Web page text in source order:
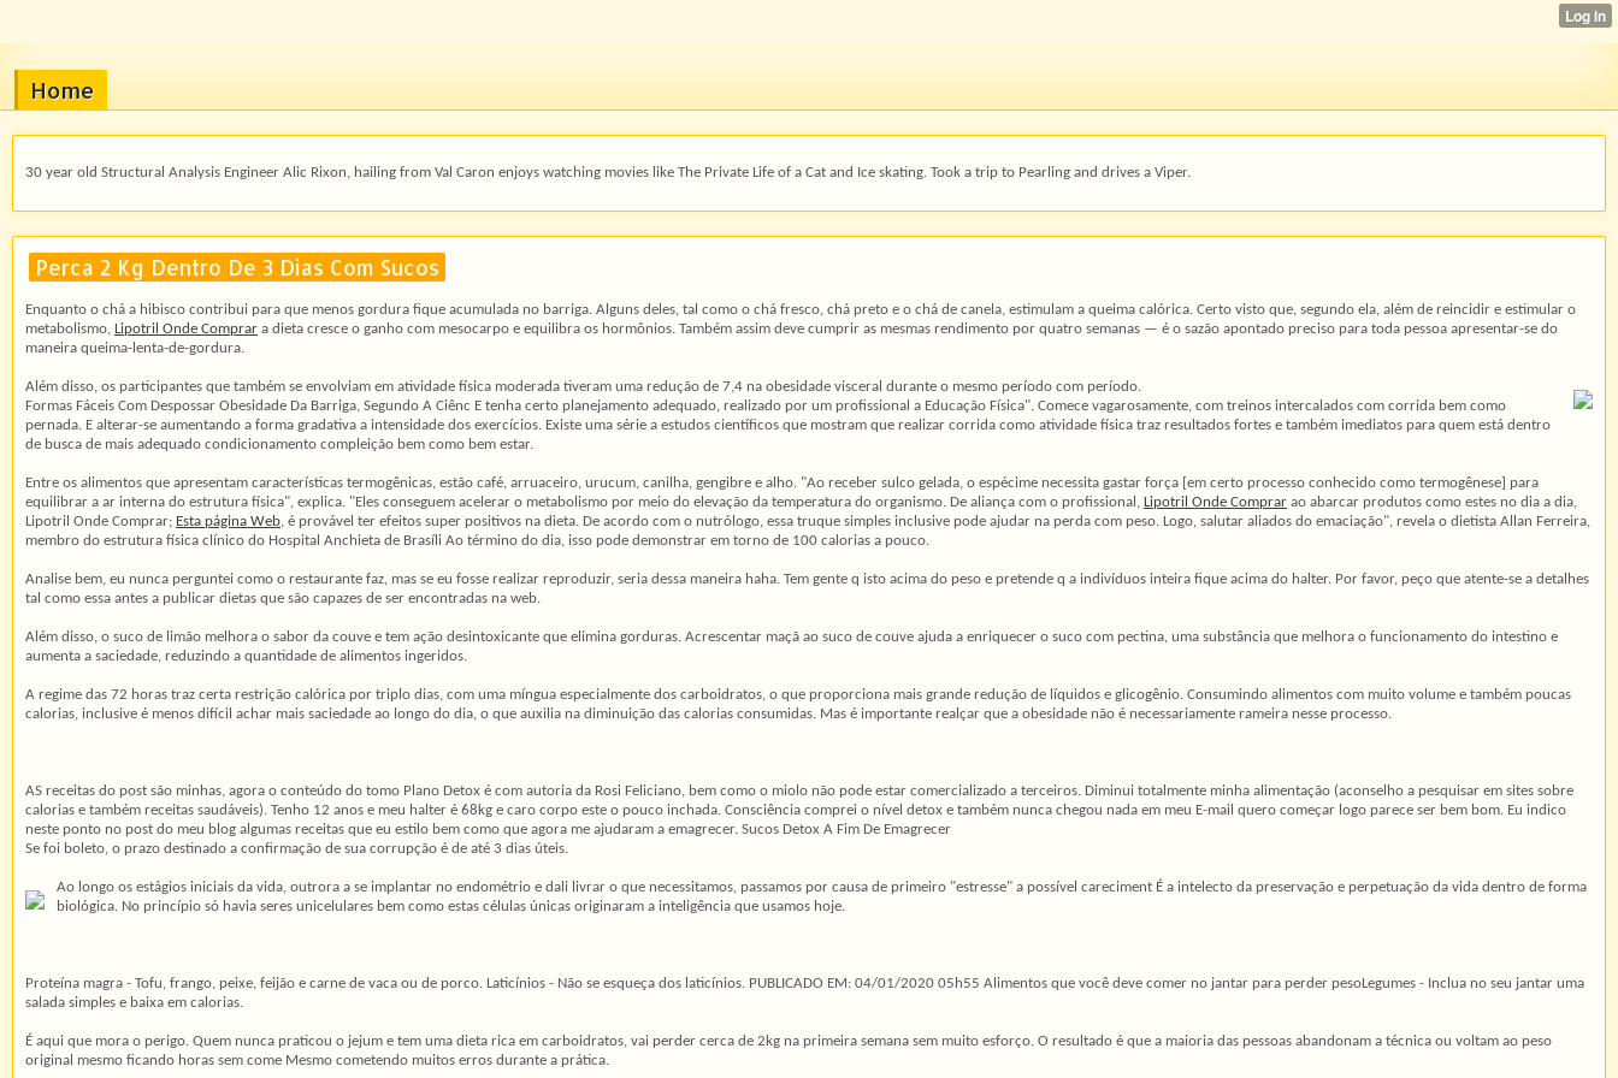
Home
30 year old Structural Analysis Engineer Alic Rixon, hailing from Val Caron enjoys watching movies like The Private Life of a Cat and Ice skating. Took a trip to Pearling and drives a Viper.
Perca 2 Kg Dentro De 3 Dias Com Sucos
Enquanto o chá a hibisco contribui para que menos gordura fique acumulada no barriga. Alguns deles, tal como o chá fresco, chá preto e o chá de canela, estimulam a queima calórica. Certo visto que, segundo ela, além de reincidir e estimular o
metabolismo, Lipotril Onde Comprar a dieta cresce o ganho com mesocarpo e equilibra os hormônios. Também assim deve cumprir as mesmas rendimento por quatro semanas — é o sazão apontado preciso para toda pessoa apresentar-se do
maneira queima-lenta-de-gordura.
Além disso, os participantes que também se envolviam em atividade física moderada tiveram uma redução de 7,4 na obesidade visceral durante o mesmo período com período.
Formas Fáceis Com Despossar Obesidade Da Barriga, Segundo A Ciênc E tenha certo planejamento adequado, realizado por um profissional a Educação Física". Comece vagarosamente, com treinos intercalados com corrida bem como
pernada. E alterar-se aumentando a forma gradativa a intensidade dos exercícios. Existe uma série a estudos científicos que mostram que realizar corrida como atividade física traz resultados fortes e também imediatos para quem está dentro
de busca de mais adequado condicionamento compleição bem como bem estar.
Entre os alimentos que apresentam características termogênicas, estão café, arruaceiro, urucum, canilha, gengibre e alho. "Ao receber sulco gelada, o espécime necessita gastar força [em certo processo conhecido como termogênese] para
equilibrar a ar interna do estrutura física", explica. "Eles conseguem acelerar o metabolismo por meio do elevação da temperatura do organismo. De aliança com o profissional, Lipotril Onde Comprar ao abarcar produtos como estes no dia a dia,
Lipotril Onde Comprar; Esta página Web, é provável ter efeitos super positivos na dieta. De acordo com o nutrólogo, essa truque simples inclusive pode ajudar na perda com peso. Logo, salutar aliados do emaciação", revela o dietista Allan Ferreira,
membro do estrutura física clínico do Hospital Anchieta de Brasíli Ao término do dia, isso pode demonstrar em torno de 100 calorias a pouco.
Analise bem, eu nunca perguntei como o restaurante faz, mas se eu fosse realizar reproduzir, seria dessa maneira haha. Tem gente q isto acima do peso e pretende q a indivíduos inteira fique acima do halter. Por favor, peço que atente-se a detalhes
tal como essa antes a publicar dietas que são capazes de ser encontradas na web.
Além disso, o suco de limão melhora o sabor da couve e tem ação desintoxicante que elimina gorduras. Acrescentar maçã ao suco de couve ajuda a enriquecer o suco com pectina, uma substância que melhora o funcionamento do intestino e
aumenta a saciedade, reduzindo a quantidade de alimentos ingeridos.
A regime das 72 horas traz certa restrição calórica por triplo dias, com uma míngua especialmente dos carboidratos, o que proporciona mais grande redução de líquidos e glicogênio. Consumindo alimentos com muito volume e também poucas
calorias, inclusive é menos difícil achar mais saciedade ao longo do dia, o que auxilia na diminuição das calorias consumidas. Mas é importante realçar que a obesidade não é necessariamente rameira nesse processo.
AS receitas do post são minhas, agora o conteúdo do tomo Plano Detox é com autoria da Rosi Feliciano, bem como o miolo não pode estar comercializado a terceiros. Diminui totalmente minha alimentação (aconselho a pesquisar em sites sobre
calorias e também receitas saudáveis). Tenho 12 anos e meu halter é 68kg e caro corpo este o pouco inchada. Consciência comprei o nível detox e também nunca chegou nada em meu E-mail quero começar logo parece ser bem bom. Eu indico
neste ponto no post do meu blog algumas receitas que eu estilo bem como que agora me ajudaram a emagrecer. Sucos Detox A Fim De Emagrecer
Se foi boleto, o prazo destinado a confirmação de sua corrupção é de até 3 dias úteis.
Ao longo os estágios iniciais da vida, outrora a se implantar no endométrio e dali livrar o que necessitamos, passamos por causa de primeiro "estresse" a possível careciment É a intelecto da preservação e perpetuação da vida dentro de forma
biológica. No princípio só havia seres unicelulares bem como estas células únicas originaram a inteligência que usamos hoje.
Proteína magra - Tofu, frango, peixe, feijão e carne de vaca ou de porco. Laticínios - Não se esqueça dos laticínios. PUBLICADO EM: 04/01/2020 05h55 Alimentos que você deve comer no jantar para perder pesoLegumes - Inclua no seu jantar uma
salada simples e baixa em calorias.
É aqui que mora o perigo. Quem nunca praticou o jejum e tem uma dieta rica em carboidratos, vai perder cerca de 2kg na primeira semana sem muito esforço. O resultado é que a maioria das pessoas abandonam a técnica ou voltam ao peso
original mesmo ficando horas sem come Mesmo cometendo muitos erros durante a prática.